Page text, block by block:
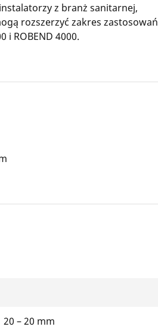
z branż sanitarnej,
rozszerzyć zakres zastosowań
i ROBEND 4000.
20 – 20 mm